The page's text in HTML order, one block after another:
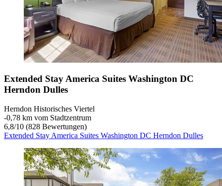
Extended Stay America Suites Washington DC
Herndon Dulles
Herndon Historisches Viertel
‐0,78 km vom Stadtzentrum
6,8/10 (828 Bewertungen)
Extended Stay America Suites Washington DC Herndon Dulles